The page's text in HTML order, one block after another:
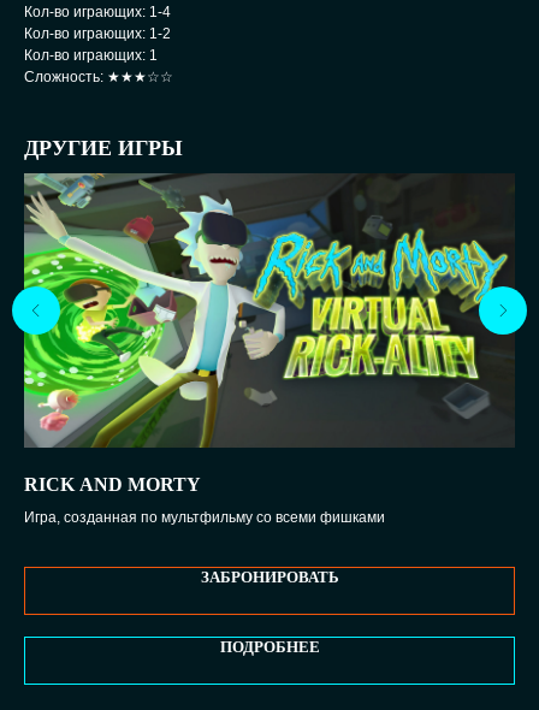
Кол-во играющих: 1-4
Кол-во играющих: 1-2
Кол-во играющих: 1
Сложность: ★★★☆☆
ДРУГИЕ ИГРЫ
RICK AND MORTY
Игра, созданная по мультфильму со всеми фишками
ЗАБРОНИРОВАТЬ
ПОДРОБНЕЕ